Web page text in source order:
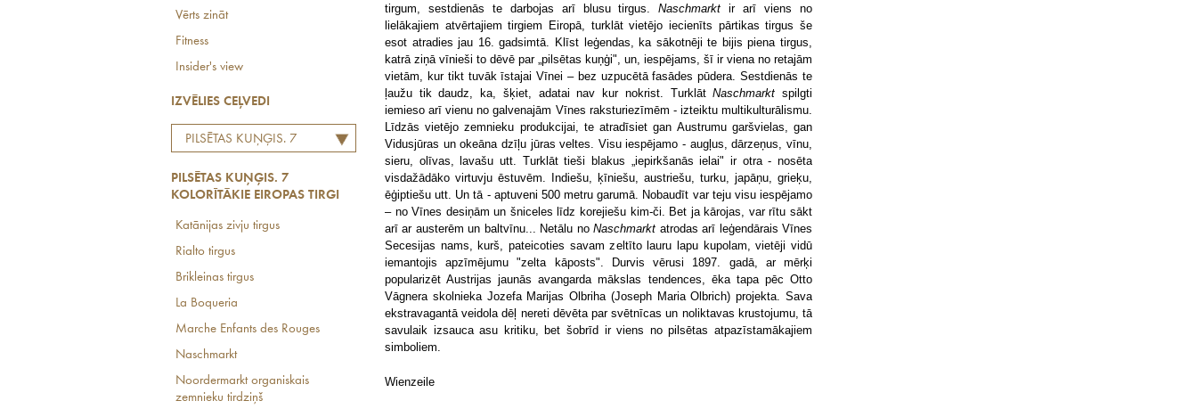
Vērts zināt
Fitness
Insider's view
IZVĒLIES CEĻVEDI
PILSĒTAS KUŅĢIS. 7
TIRGI
PILSĒTAS KUŅĢIS. 7
KOLORĪTĀKIE EIROPAS TIRGI
Katānijas zivju tirgus
Rialto tirgus
Brikleinas tirgus
La Boqueria
Marche Enfants des Rouges
Naschmarkt
Noordermarkt organiskais
zemnieku tirdziņš
tirgum, sestdienās te darbojas arī blusu tirgus.Naschmarkt ir arī viens no
lielākajiem atvērtajiem tirgiem Eiropā, turklāt vietējo iecienīts pārtikas tirgus še
esot atradies jau 16. gadsimtā. Klīst leģendas, ka sākotnēji te bijis piena tirgus,
katrā ziņā vīnieši to dēvē par „pilsētas kuņģi", un, iespējams, šī ir viena no retajām
vietām, kur tikt tuvāk īstajai Vīnei – bez uzpucētā fasādes pūdera. Sestdienās te
ļaužu tik daudz, ka, šķiet, adatai nav kur nokrist. TurklātNaschmarktspilgti
iemieso arī vienu no galvenajām Vīnes raksturiezīmēm - izteiktu multikulturālismu.
Līdzās vietējo zemnieku produkcijai, te atradīsiet gan Austrumu garšvielas, gan
Vidusjūras un okeāna dzīļu jūras veltes. Visu iespējamo - augļus, dārzeņus, vīnu,
sieru, olīvas, lavašu utt. Turklāt tieši blakus „iepirkšanās ielai" ir otra - nosēta
visdažādāko virtuvju ēstuvēm. Indiešu, ķīniešu, austriešu, turku, japāņu, grieķu,
ēģiptiešu utt. Un tā - aptuveni 500 metru garumā. Nobaudīt var teju visu iespējamo
– no Vīnes desiņām un šniceles līdz korejiešu kim-či. Bet ja kārojas, var rītu sākt
arī ar austerēm un baltvīnu... Netālu noNaschmarkt atrodas arī leģendārais Vīnes
Secesijas nams, kurš, pateicoties savam zeltīto lauru lapu kupolam, vietēji vidū
iemantojis apzīmējumu "zelta kāposts". Durvis vērusi 1897. gadā, ar mērķi
popularizēt Austrijas jaunās avangarda mākslas tendences, ēka tapa pēc Otto
Vāgnera skolnieka Jozefa Marijas Olbriha (Joseph Maria Olbrich) projekta. Sava
ekstravagantā veidola dēļ nereti dēvēta par svētnīcas un noliktavas krustojumu, tā
savulaik izsauca asu kritiku, bet šobrīd ir viens no pilsētas atpazīstamākajiem
simboliem.
Wienzeile